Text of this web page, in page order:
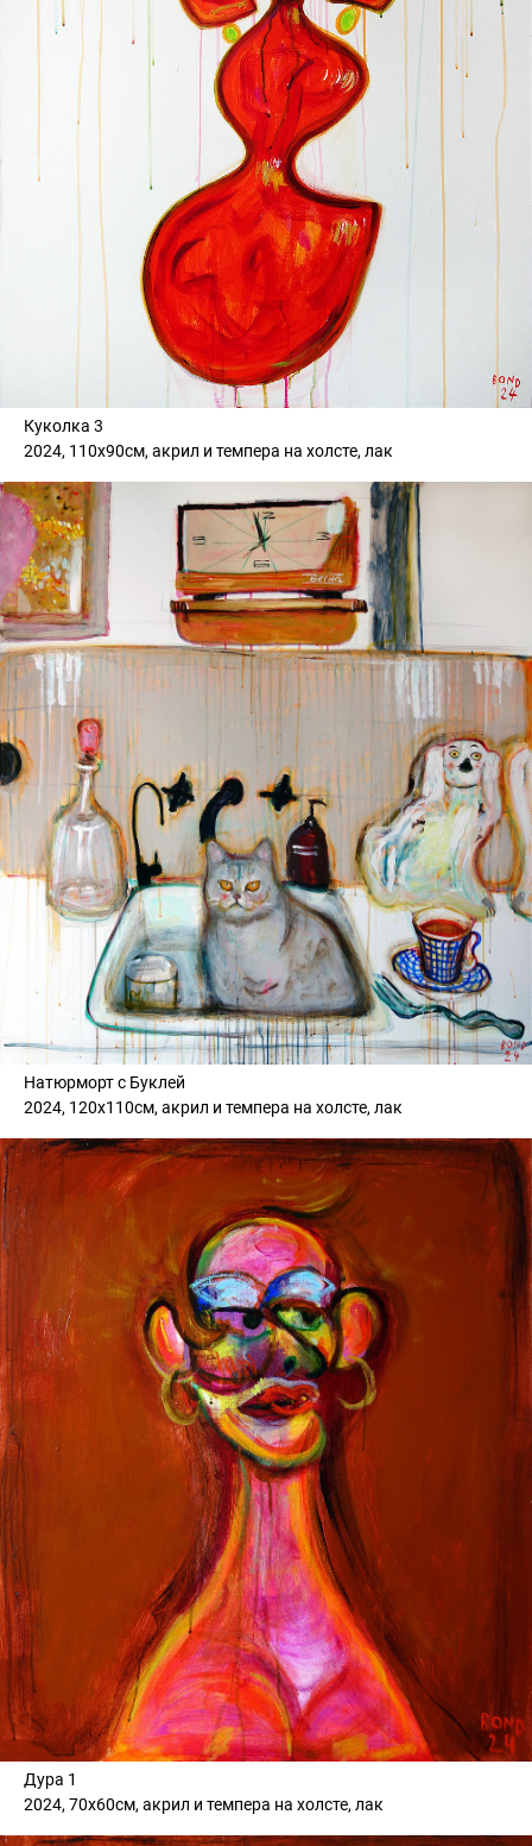
Куколка 3
2024, 110х90см, акрил и темпера на холсте, лак
Натюрморт с Буклей
2024, 120х110см, акрил и темпера на холсте, лак
Дура 1
2024, 70х60см, акрил и темпера на холсте, лак